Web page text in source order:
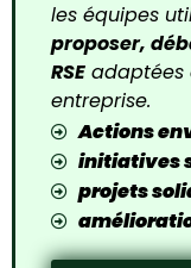
les équipes
proposer,
RSE adaptées
entreprise.
Actions
initiatives
projets